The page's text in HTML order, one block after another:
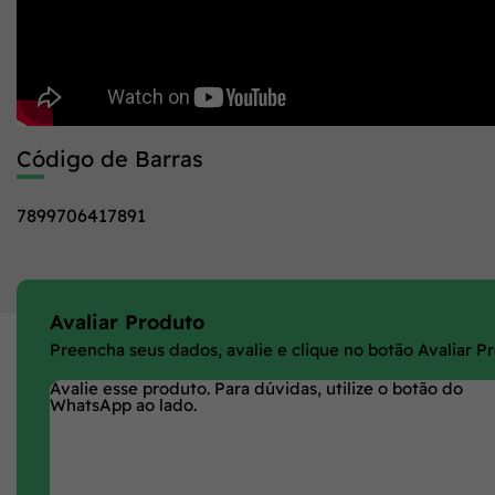
Código de Barras
7899706417891
Avaliar Produto
Preencha seus dados, avalie e clique no botão Avaliar